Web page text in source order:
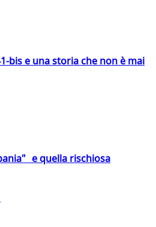
bis e una storia che non è mai
e quella rischiosa